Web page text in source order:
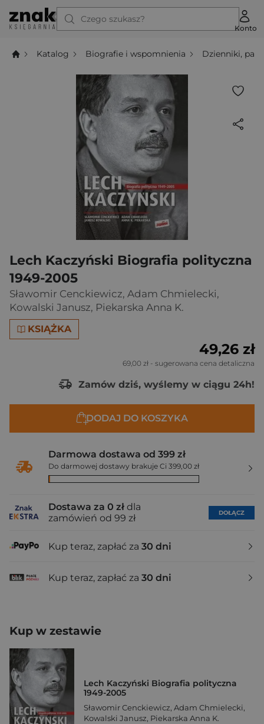
Czego szukasz?
Konto
Katalog Biografie i wspomnienia Dzienniki,
Lech Kaczyński Biografia polityczna
1949-2005
Sławomir Cenckiewicz, Adam Chmielecki,
Kowalski Janusz, Piekarska Anna K.
KSIĄŻKA
49,26 zł
69,00 zł - sugerowana cena detaliczna
Zamów dziś, wyślemy w ciągu 24h!
DODAJ DO KOSZYKA
Darmowa dostawa od 399 zł
Do darmowej dostawy brakuje Ci 399,00 zł
Dostawa za 0 zł dla
zamówień od 99 zł
DOŁĄCZ
Kup teraz, zapłać za 30 dni
Kup teraz, zapłać za 30 dni
Kup w zestawie
Lech Kaczyński Biografia polityczna
1949-2005
Sławomir Cenckiewicz, Adam Chmielecki,
Kowalski Janusz, Piekarska Anna K.